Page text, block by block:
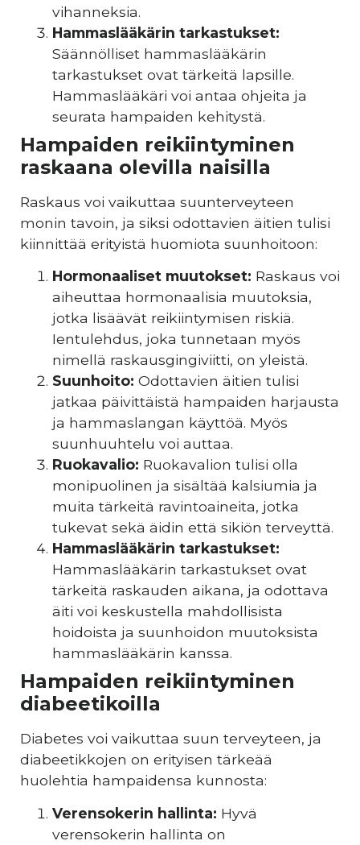
vihanneksia.
Hammaslääkärin tarkastukset:
Säännölliset hammaslääkärin
tarkastukset ovat tärkeitä lapsille.
Hammaslääkäri voi antaa ohjeita ja
seurata hampaiden kehitystä.
Hampaiden reikiintyminen
raskaana olevilla naisilla
Raskaus voi vaikuttaa suunterveyteen
monin tavoin, ja siksi odottavien äitien tulisi
kiinnittää erityistä huomiota suunhoitoon:
Hormonaaliset muutokset: Raskaus voi
aiheuttaa hormonaalisia muutoksia,
jotka lisäävät reikiintymisen riskiä.
Ientulehdus, joka tunnetaan myös
nimellä raskausgingiviitti, on yleistä.
Suunhoito: Odottavien äitien tulisi
jatkaa päivittäistä hampaiden harjausta
ja hammaslangan käyttöä. Myös
suunhuuhtelu voi auttaa.
Ruokavalio: Ruokavalion tulisi olla
monipuolinen ja sisältää kalsiumia ja
muita tärkeitä ravintoaineita, jotka
tukevat sekä äidin että sikiön terveyttä.
Hammaslääkärin tarkastukset:
Hammaslääkärin tarkastukset ovat
tärkeitä raskauden aikana, ja odottava
äiti voi keskustella mahdollisista
hoidoista ja suunhoidon muutoksista
hammaslääkärin kanssa.
Hampaiden reikiintyminen
diabeetikoilla
Diabetes voi vaikuttaa suun terveyteen, ja
diabeetikkojen on erityisen tärkeää
huolehtia hampaidensa kunnosta:
Verensokerin hallinta: Hyvä
verensokerin hallinta on